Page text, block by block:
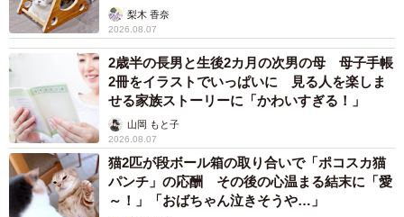
梨木 香奈
2026.08.07
2歳半の長男と生後2カ月の次男の母 母子手帳
2冊をイラストでいっぱいに 見る人を楽しま
せる家族ストーリーに「かわいすぎる！」
山岡 もと子
2026.08.07
猫2匹が段ボール箱の取り合いで「ポコスカ猫
パンチ」の応酬 その後の心温まる結末に「愛
～！」「おばちゃん泣きそうや…」